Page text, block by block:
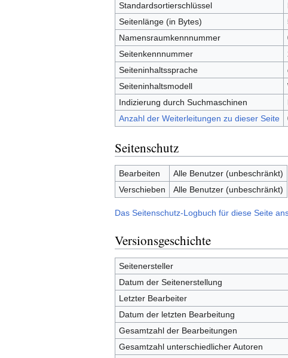
Standardsortierschlüssel
Seitenlänge (in Bytes)
Namensraumkennnummer
Seitenkennnummer
Seiteninhaltssprache
Seiteninhaltsmodell
Indizierung durch Suchmaschinen
Anzahl der Weiterleitungen zu dieser Seite
Seitenschutz
Bearbeiten
Alle Benutzer (unbeschränkt)
Verschieben
Alle Benutzer (unbeschränkt)
Das Seitenschutz-Logbuch für diese Seite
Versionsgeschichte
Seitenersteller
Datum der Seitenerstellung
Letzter Bearbeiter
Datum der letzten Bearbeitung
Gesamtzahl der Bearbeitungen
Gesamtzahl unterschiedlicher Autoren